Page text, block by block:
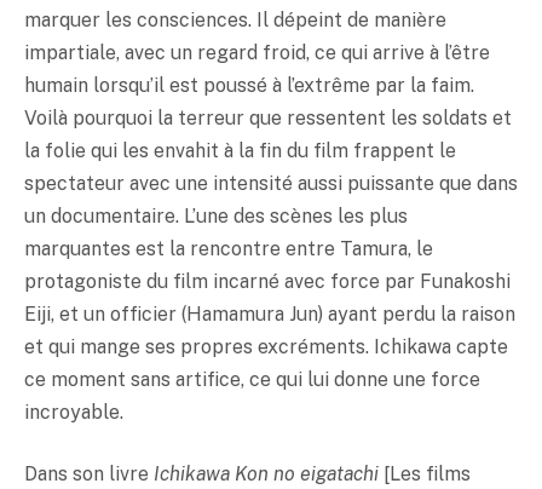
marquer les consciences. Il dépeint de manière
impartiale, avec un regard froid, ce qui arrive à l’être
humain lorsqu’il est poussé à l’extrême par la faim.
Voilà pourquoi la terreur que ressentent les soldats et
la folie qui les envahit à la fin du film frappent le
spectateur avec une intensité aussi puissante que dans
un documentaire. L’une des scènes les plus
marquantes est la rencontre entre Tamura, le
protagoniste du film incarné avec force par Funakoshi
Eiji, et un officier (Hamamura Jun) ayant perdu la raison
et qui mange ses propres excréments. Ichikawa capte
ce moment sans artifice, ce qui lui donne une force
incroyable.
Dans son livre Ichikawa Kon no eigatachi [Les films